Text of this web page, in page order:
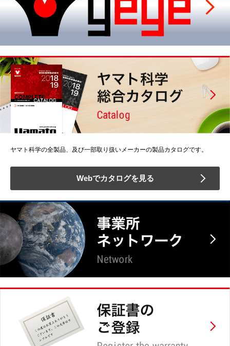
ヤマト科学の全製品、及び一部取り扱いメーカーの製品カタログです。
Webでカタログを見る